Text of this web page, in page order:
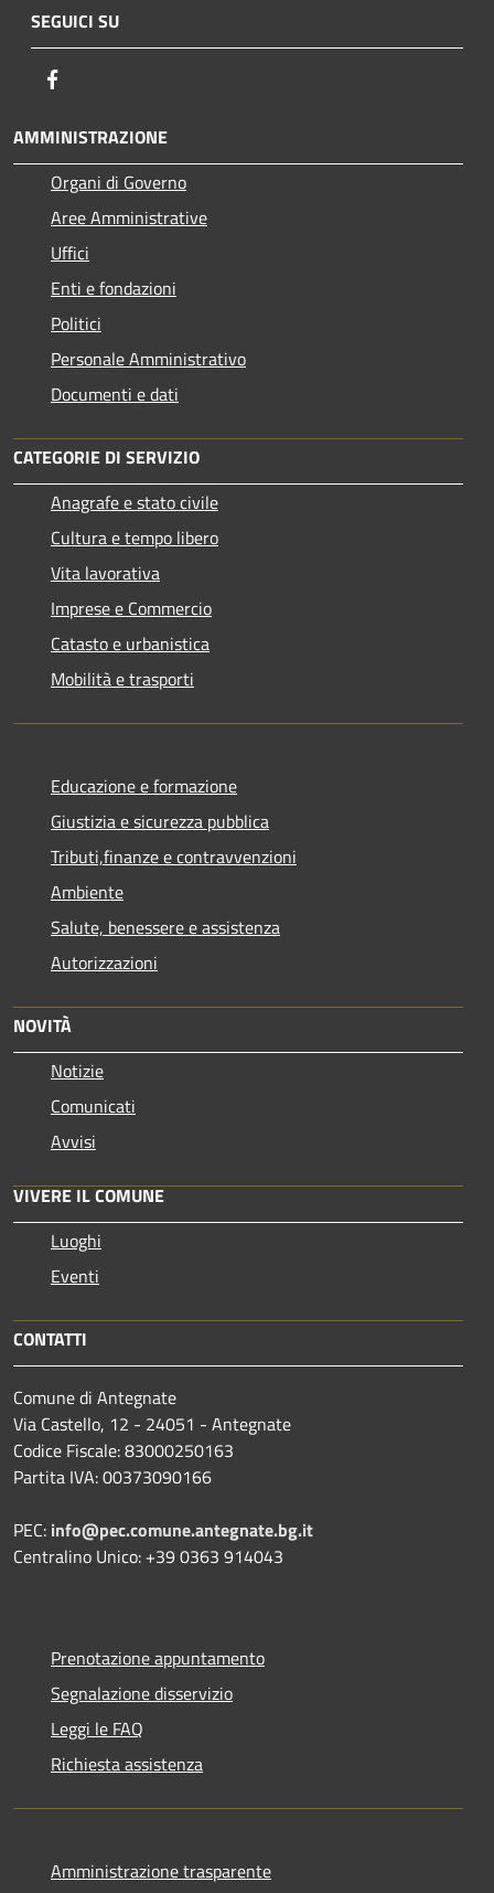
SEGUICI SU
AMMINISTRAZIONE
Organi di Governo
Aree Amministrative
Uffici
Enti e fondazioni
Politici
Personale Amministrativo
Documenti e dati
CATEGORIE DI SERVIZIO
Anagrafe e stato civile
Cultura e tempo libero
Vita lavorativa
Imprese e Commercio
Catasto e urbanistica
Mobilità e trasporti
Educazione e formazione
Giustizia e sicurezza pubblica
Tributi,finanze e contravvenzioni
Ambiente
Salute, benessere e assistenza
Autorizzazioni
NOVITÀ
Notizie
Comunicati
Avvisi
VIVERE IL COMUNE
Luoghi
Eventi
CONTATTI
Comune di Antegnate
Via Castello, 12 - 24051 - Antegnate
Codice Fiscale: 83000250163
Partita IVA: 00373090166
PEC: info@pec.comune.antegnate.bg.it
Centralino Unico: +39 0363 914043
Prenotazione appuntamento
Segnalazione disservizio
Leggi le FAQ
Richiesta assistenza
Amministrazione trasparente